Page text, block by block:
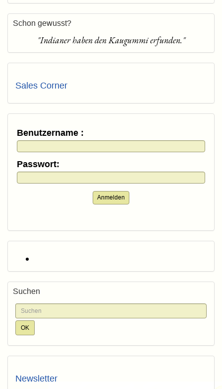
Schon gewusst?
"Indianer haben den Kaugummi erfunden."
Sales Corner
Benutzername :
Passwort:
Anmelden
Suchen
Newsletter